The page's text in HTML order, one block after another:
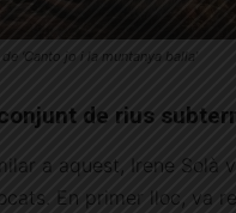
‘Canto jo i la muntanya balla’
de rius
a aquest, Irene
En primer lloc, va